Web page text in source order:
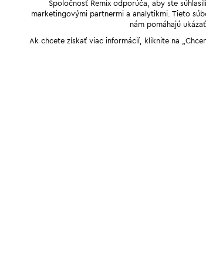
Spoločnosť Remix odporúča, aby ste
marketingovými partnermi a analytikmi. Tieto
nám pomáhajú
Ak chcete získať viac informácií, kliknite na